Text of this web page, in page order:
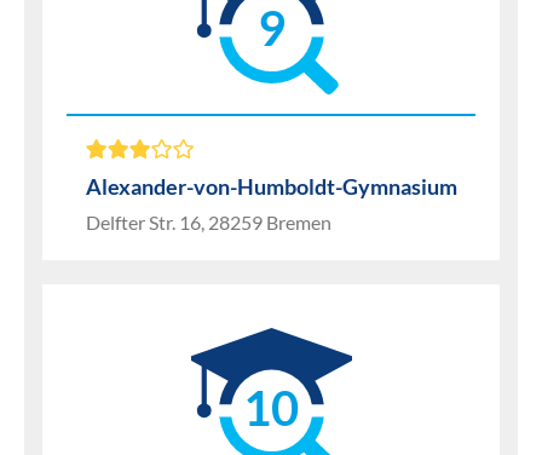
9
Alexander-von-Humboldt-Gymnasium
Delfter Str. 16, 28259 Bremen
10